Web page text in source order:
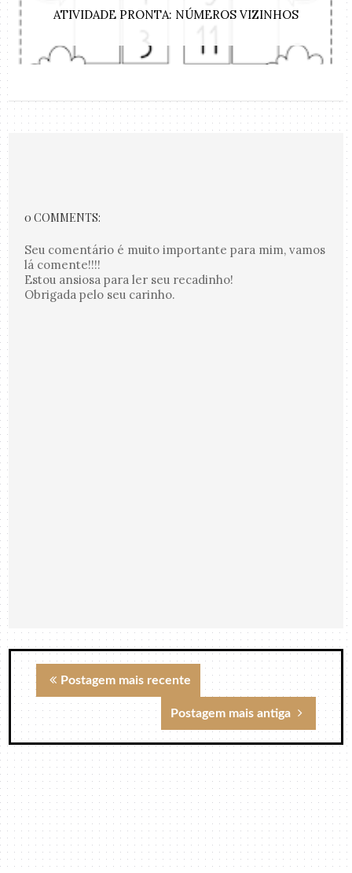
ATIVIDADE PRONTA: NÚMEROS VIZINHOS
0 COMMENTS:
Seu comentário é muito importante para mim, vamos
lá comente!!!!
Estou ansiosa para ler seu recadinho!
Obrigada pelo seu carinho.
Postagem mais recente
Postagem mais antiga